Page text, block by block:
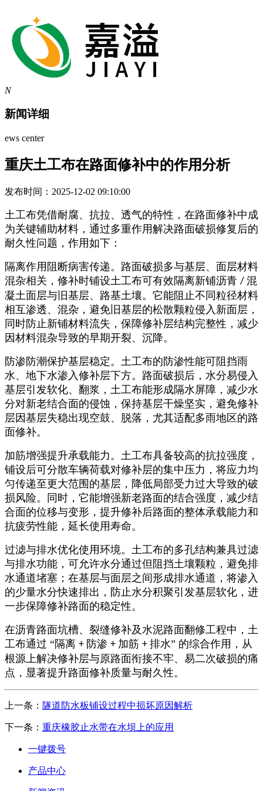
N
新闻详细
ews center
重庆土工布在路面修补中的作用分析​
发布时间：2025-12-02 09:10:00
土工布凭借耐腐、抗拉、透气的特性，在路面修补中成
为关键辅助材料，通过多重作用解决路面破损修复后的
耐久性问题，作用如下：
隔离作用阻断病害传递。路面破损多与基层、面层材料
混杂相关，修补时铺设土工布可有效隔离新铺沥青 / 混
凝土面层与旧基层、路基土壤。它能阻止不同粒径材料
相互渗透、混杂，避免旧基层的松散颗粒侵入新面层，
同时防止新铺材料流失，保障修补层结构完整性，减少
因材料混杂导致的早期开裂、沉降。​
防渗防潮保护基层稳定。土工布的防渗性能可阻挡雨
水、地下水渗入修补层下方。路面破损后，水分易侵入
基层引发软化、翻浆，土工布能形成隔水屏障，减少水
分对新老结合面的侵蚀，保持基层干燥坚实，避免修补
层因基层失稳出现空鼓、脱落，尤其适配多雨地区的路
面修补。
加筋增强提升承载能力。土工布具备较高的抗拉强度，
铺设后可分散车辆荷载对修补层的集中压力，将应力均
匀传递至更大范围的基层，降低局部受力过大导致的破
损风险。同时，它能增强新老路面的结合强度，减少结
合面的位移与变形，提升修补后路面的整体承载能力和
抗疲劳性能，延长使用寿命。
过滤与排水优化使用环境。土工布的多孔结构兼具过滤
与排水功能，可允许水分通过但阻挡土壤颗粒，避免排
水通道堵塞；在基层与面层之间形成排水通道，将渗入
的少量水分快速排出，防止水分积聚引发基层软化，进
一步保障修补路面的稳定性。
在沥青路面坑槽、裂缝修补及水泥路面翻修工程中，土
工布通过 “隔离 + 防渗 + 加筋 + 排水” 的综合作用，从
根源上解决修补层与原路面衔接不牢、易二次破损的痛
点，显著提升路面修补质量与耐久性。
上一条： 隧道防水板铺设过程中损坏原因解析​
下一条： 重庆橡胶止水带在水坝上的应用
一键拨号
产品中心